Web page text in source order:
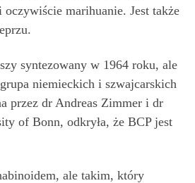
marihuanie. Jest także
syntezowany w 1964 roku, ale
niemieckich i szwajcarskich
przez dr Andreas Zimmer i dr
of Bonn, odkryła, że BCP jest
ale takim, który